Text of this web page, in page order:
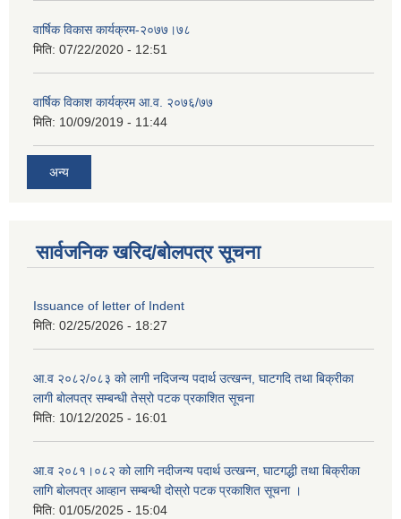
वार्षिक विकास कार्यक्रम-२०७७।७८
मिति: 07/22/2020 - 12:51
वार्षिक विकाश कार्यक्रम आ.व. २०७६/७७
मिति: 10/09/2019 - 11:44
अन्य
सार्वजनिक खरिद/बोलपत्र सूचना
Issuance of letter of Indent
मिति: 02/25/2026 - 18:27
आ.व २०८२/०८३ को लागी नदिजन्य पदार्थ उत्खन्न, घाटगदि तथा बिक्रीका
लागी बोलपत्र सम्बन्धी तेस्रो पटक प्रकाशित सूचना
मिति: 10/12/2025 - 16:01
आ.व २०८१।०८२ को लागि नदीजन्य पदार्थ उत्खन्न, घाटगद्धी तथा बिक्रीका
लागि बोलपत्र आव्हान सम्बन्धी दोस्रो पटक प्रकाशित सूचना ।
मिति: 01/05/2025 - 15:04